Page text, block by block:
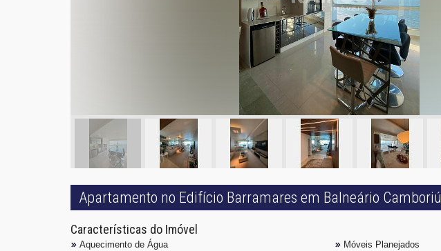
Apartamento no Edifício Barramares em Balneário Camboriú
Características do Imóvel
Aquecimento de Água
Móveis Planejados